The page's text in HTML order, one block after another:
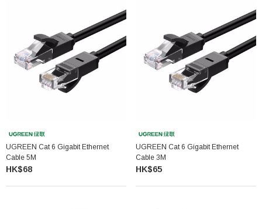
UGREEN Cat 6 Gigabit Ethernet
Cable 5M
HK$68
UGREEN Cat 6 Gigabit Ethernet
Cable 3M
HK$65